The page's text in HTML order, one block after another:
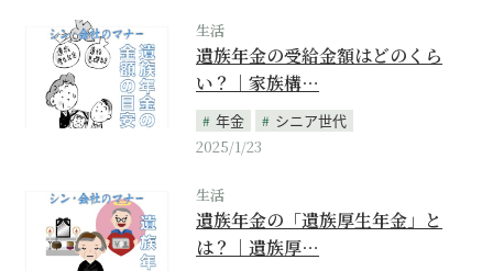
生活
遺族年金の受給金額はどのくら
い？｜家族構…
年金
シニア世代
2025/1/23
生活
遺族年金の「遺族厚生年金」と
は？｜遺族厚…